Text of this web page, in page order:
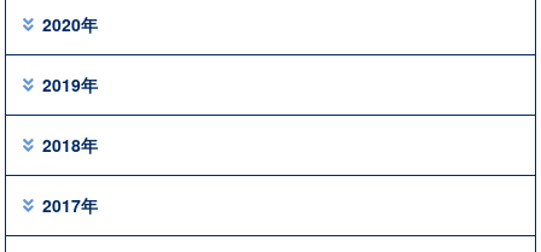
2020年
2019年
2018年
2017年